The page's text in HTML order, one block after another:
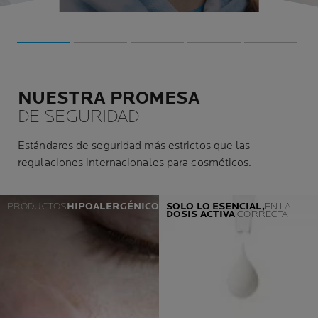
por la
vello cáncer. La
NUESTRA PROMESA
DE SEGURIDAD
Estándares de seguridad más estrictos que las
regulaciones internacionales para cosméticos.
PRODUCTOSHIPOALERGÉNICOS SOLO LO ESENCIAL,EN LA
DOSIS ACTIVACORRECTA